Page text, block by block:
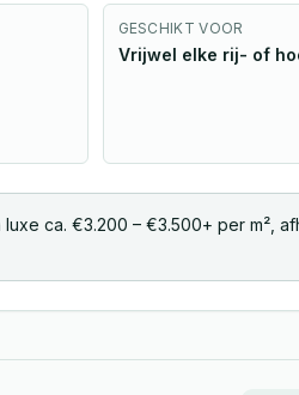
GESCHIKT VOOR
Vrijwel elke rij- of
ca. €3.200 – €3.500+ per m²,